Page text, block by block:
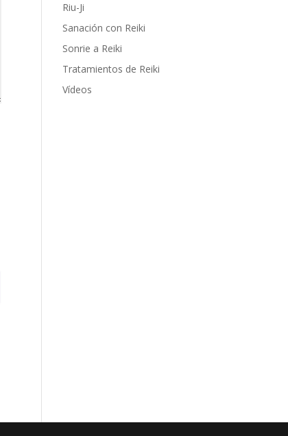
Riu-Ji
Sanación con Reiki
Sonrie a Reiki
Tratamientos de Reiki
Vídeos